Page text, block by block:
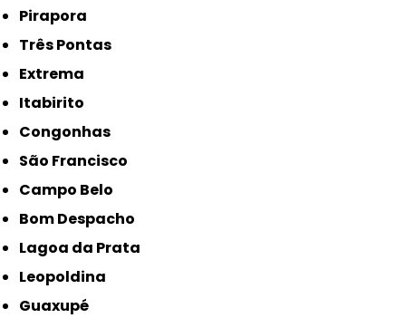
Pirapora
Três Pontas
Extrema
Itabirito
Congonhas
São Francisco
Campo Belo
Bom Despacho
Lagoa da Prata
Leopoldina
Guaxupé